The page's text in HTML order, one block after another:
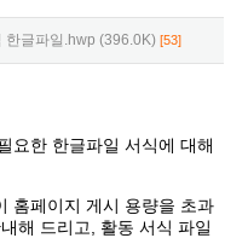
한글파일.hwp (396.0K) [53]
요한 한글파일 서식에 대해
홈페이지 게시 용량을 초과
해 드리고, 활동 서식 파일